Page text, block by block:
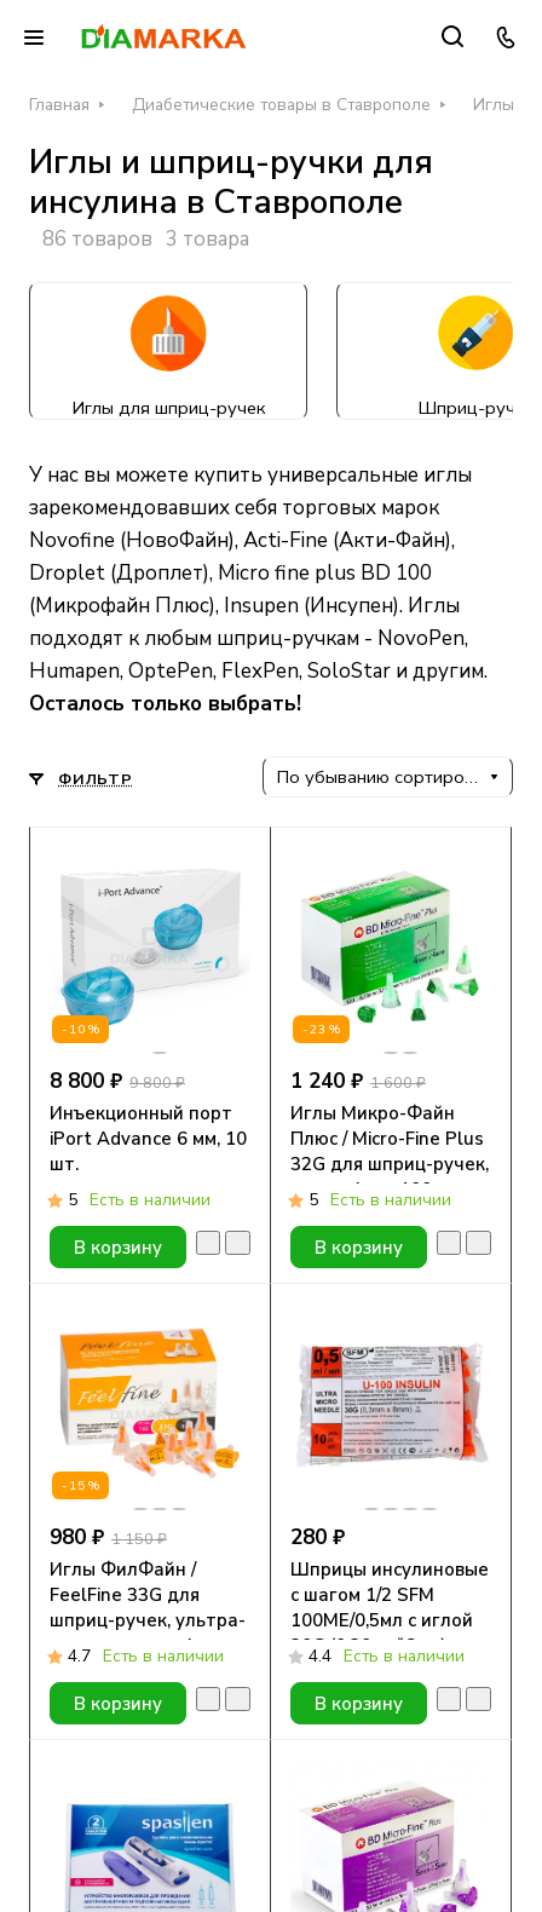
Главная Диабетические товары в Ставрополе Иглы и
Иглы и шприц-ручки для
инсулина в Ставрополе
86 товаров 3 товара
Иглы для шприц-ручек Шприц-ручки
У нас вы можете купить универсальные иглы
зарекомендовавших себя торговых марок
Novofine (НовоФайн), Acti-Fine (Акти-Файн),
Droplet (Дроплет), Micro fine plus BD 100
(Микрофайн Плюс), Insupen (Инсупен). Иглы
подходят к любым шприц-ручкам - NovoPen,
Humapen, OptePen, FlexPen, SoloStar и другим.
Осталось только выбрать!
ФИЛЬТР По убыванию сортировки
-10%
8 800 ₽ 9 800 ₽
Инъекционный порт
iPort Advance 6 мм, 10
шт.
5 Есть в наличии
В корзину
-23%
1 240 ₽ 1 600 ₽
Иглы Микро-Файн
Плюс / Micro-Fine Plus
32G для шприц-ручек,
длина 4 мм, 100 шт.
5 Есть в наличии
В корзину
-15%
980 ₽ 1 150 ₽
Иглы ФилФайн /
FeelFine 33G для
шприц-ручек, ультра-
тонкие, длина 4 мм,
100 шт.
4.7 Есть в наличии
В корзину
280 ₽
Шприцы инсулиновые
с шагом 1/2 SFM
100МЕ/0,5мл с иглой
30G (0.30мм*8мм),
аналог BD
Микрофайн Плюс
Деми, 10 шт.
4.4 Есть в наличии
В корзину